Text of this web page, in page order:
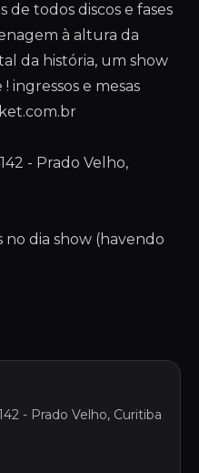
todos discos e fases
à altura da
da história, um show
ingressos e mesas
- Prado Velho,
no dia show (havendo
- Prado Velho, Curitiba